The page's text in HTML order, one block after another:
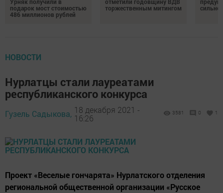
подарок мост стоимостью
486 миллионов рублей
торжественным митингом
НОВОСТИ
Нурлатцы стали лауреатами
республиканского конкурса
Гузель Садыкова, 18 декабря 2021 -
16:26
3581 0 1
Проект «Веселые гончарята» Нурлатского отделения
региональной общественной организации «Русское